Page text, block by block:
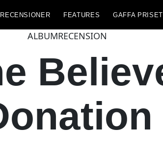
RECENSIONER FEATURES GAFFA
ALBUMRECENSION